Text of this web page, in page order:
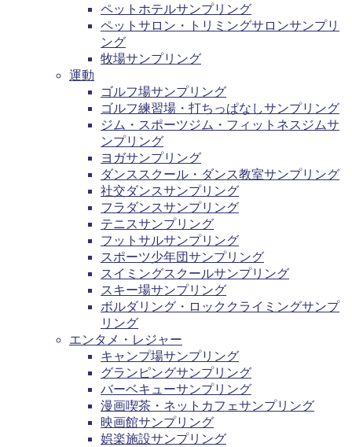
ペットホテルサンプリング
ペットサロン・トリミングサロンサンプリ
ング
牧場サンプリング
運動
ゴルフ場サンプリング
ゴルフ練習場・打ちっぱなしサンプリング
ジム・スポーツジム・フィットネスジムサ
ンプリング
ヨガサンプリング
ダンススクール・ダンス教室サンプリング
社交ダンスサンプリング
フラダンスサンプリング
テニスサンプリング
フットサルサンプリング
スポーツ少年団サンプリング
スイミングスクールサンプリング
スキー場サンプリング
ボルダリング・ロッククライミングサンプ
リング
エンタメ・レジャー
キャンプ場サンプリング
グランピングサンプリング
バーベキューサンプリング
漫画喫茶・ネットカフェサンプリング
映画館サンプリング
娯楽施設サンプリング